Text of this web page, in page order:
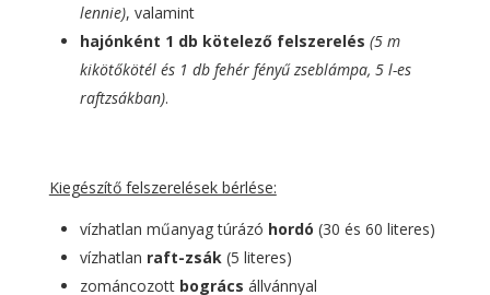
lennie), valamint
hajónként 1 db kötelező felszerelés (5 m
kikötőkötél és 1 db fehér fényű zseblámpa, 5 l-es
raftzsákban).
Kiegészítő felszerelések bérlése:
vízhatlan műanyag túrázó hordó (30 és 60 literes)
vízhatlan raft-zsák(5 literes)
zománcozott bogrács állvánnyal